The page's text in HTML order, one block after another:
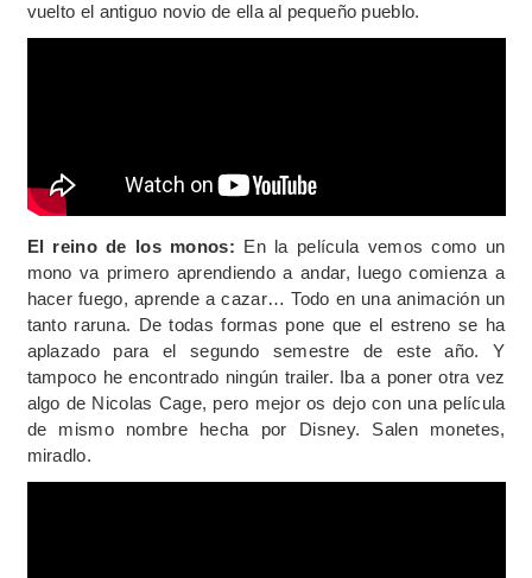
vuelto el antiguo novio de ella al pequeño pueblo.
El reino de los monos: En la película vemos como un
mono va primero aprendiendo a andar, luego comienza a
hacer fuego, aprende a cazar… Todo en una animación un
tanto raruna. De todas formas pone que el estreno se ha
aplazado para el segundo semestre de este año. Y
tampoco he encontrado ningún trailer. Iba a poner otra vez
algo de Nicolas Cage, pero mejor os dejo con una película
de mismo nombre hecha por Disney. Salen monetes,
miradlo.